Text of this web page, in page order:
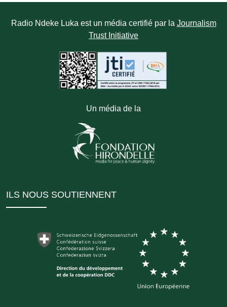
Radio Ndeke Luka est un média certifié par la Journalism
Trust Initiative
Un média de la
ILS NOUS SOUTIENNENT